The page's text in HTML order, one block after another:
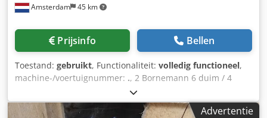
Amsterdam 45 km
Prijsinfo Bellen
Toestand: gebruikt, Functionaliteit: volledig functioneel,
machine-/voertuignummer: ., 2 Bornemann 6 duim / 4
duim pompen. Werkend van bunkerboot gehaald Cedpfx
Aaoy Ipyveijrf
Advertentie